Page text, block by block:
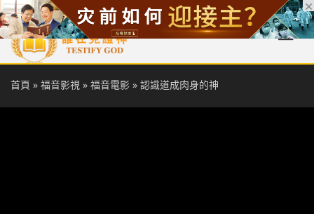
首頁 每日靈糧 天國福音 基督徒見證 信仰解答 聖經
首頁 » 福音影視 » 福音電影 » 認識道成肉身的神